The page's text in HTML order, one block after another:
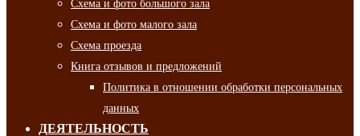
Схема и фото большого зала
Схема и фото малого зала
Схема проезда
Книга отзывов и предложений
Политика в отношении обработки персональных
данных
ДЕЯТЕЛЬНОСТЬ